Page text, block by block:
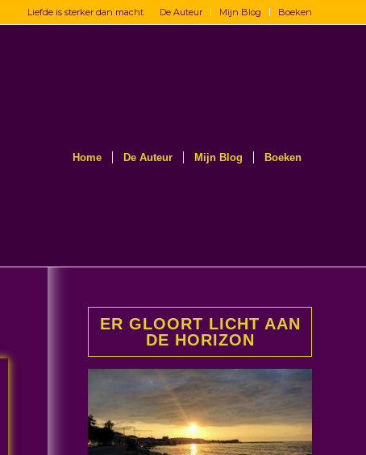
De Auteur Mijn Blog Boeken
Liefde is sterker dan macht
Home De Auteur Mijn Blog Boeken
ER GLOORT LICHT AAN
DE HORIZON